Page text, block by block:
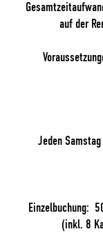
auf der
Jeden
Einzelbuchung:
(inkl. 8